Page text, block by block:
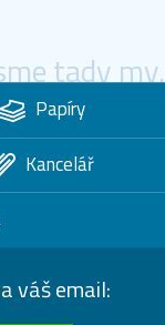
tady my.
Papíry
Kancelář
váš email: